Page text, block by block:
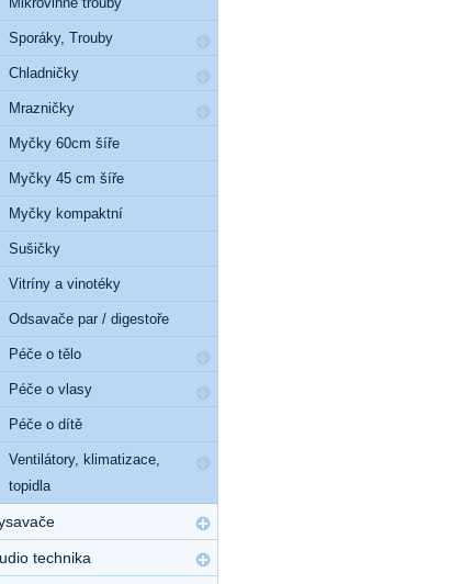
Sporáky, Trouby
Chladničky
Mrazničky
Myčky 60cm šíře
Myčky 45 cm šíře
Myčky kompaktní
Sušičky
Vitríny a vinotéky
Odsavače par / digestoře
Péče o tělo
Péče o vlasy
Péče o dítě
Ventilátory, klimatizace,
topidla
technika